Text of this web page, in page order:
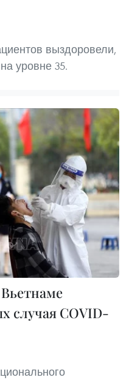
выздоровели,
уровне 35.
случая COVID-